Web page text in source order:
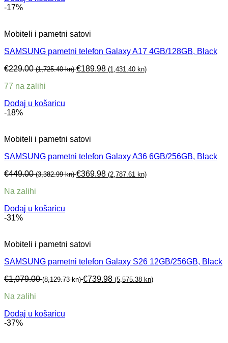
-17%
Mobiteli i pametni satovi
SAMSUNG pametni telefon Galaxy A17 4GB/128GB, Black
€229.00 (1,725.40 kn) €189.98 (1,431.40 kn)
77 na zalihi
Dodaj u košaricu
-18%
Mobiteli i pametni satovi
SAMSUNG pametni telefon Galaxy A36 6GB/256GB, Black
€449.00 (3,382.99 kn) €369.98 (2,787.61 kn)
Na zalihi
Dodaj u košaricu
-31%
Mobiteli i pametni satovi
SAMSUNG pametni telefon Galaxy S26 12GB/256GB, Black
€1,079.00 (8,129.73 kn) €739.98 (5,575.38 kn)
Na zalihi
Dodaj u košaricu
-37%